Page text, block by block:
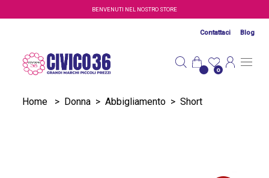
Salta al contenuto principaleBENVENUTI NEL NOSTRO STORE
Contattaci Blog
0
Home > Donna > Abbigliamento > Short